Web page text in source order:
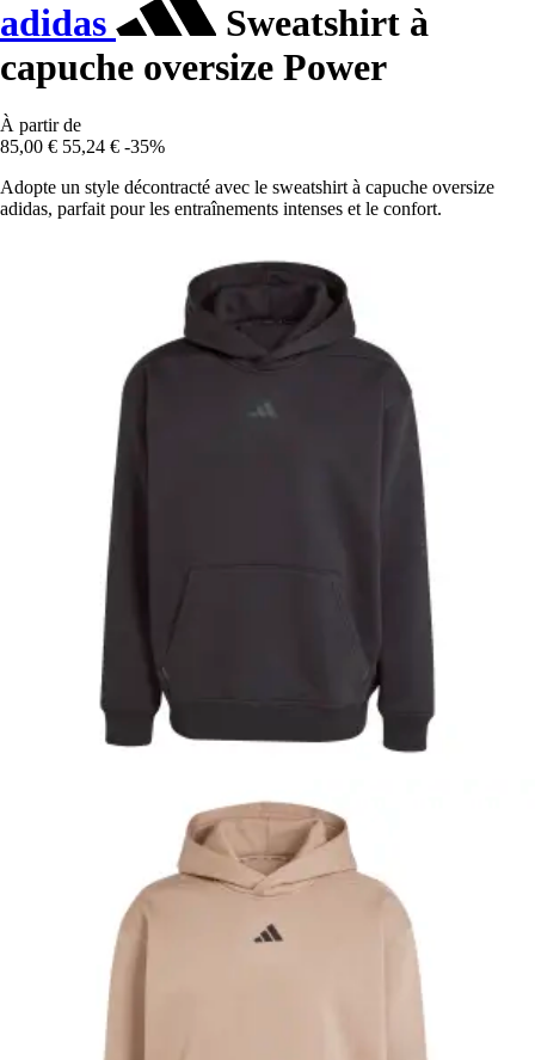
adidas
Sweatshirt à
capuche oversize Power
À partir de
85,00 € 55,24 € -35%
Adopte un style décontracté avec le sweatshirt à capuche oversize
adidas, parfait pour les entraînements intenses et le confort.